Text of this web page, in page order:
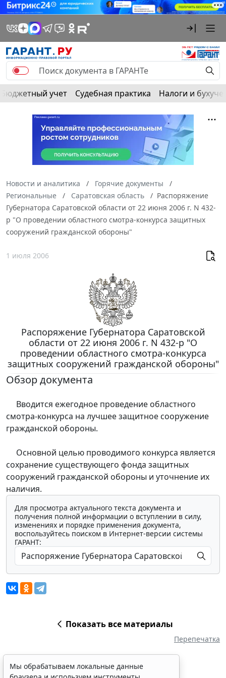
Бюджетный учет Судебная практика Налоги и
Новости и аналитика
Горячие документы
Региональные
Саратовская область
Распоряжение
Губернатора Саратовской области от 22 июня 2006 г. N 432-
р "О проведении областного смотра-конкурса защитных
сооружений гражданской обороны"
1 июля 2006
Распоряжение Губернатора Саратовской
области от 22 июня 2006 г. N 432-р "О
проведении областного смотра-конкурса
защитных сооружений гражданской обороны"
Обзор документа
Вводится ежегодное проведение областного
смотра-конкурса на лучшее защитное сооружение
гражданской обороны.
Основной целью проводимого конкурса является
сохранение существующего фонда защитных
сооружений гражданской обороны и уточнение их
наличия.
Для просмотра актуального текста документа и
получения полной информации о вступлении в силу,
изменениях и порядке применения документа,
воспользуйтесь поиском в Интернет-версии системы
ГАРАНТ:
Показать все материалы
Перепечатка
Мы обрабатываем локальные данные